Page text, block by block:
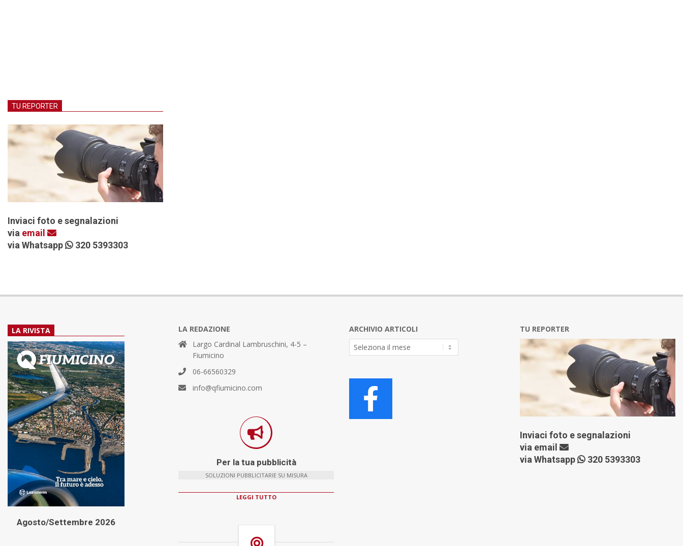
TU REPORTER
Inviaci foto e segnalazioni
via email
via Whatsapp
320 5393303
LA RIVISTA
Agosto/Settembre 2026
LA REDAZIONE
Largo Cardinal Lambruschini, 4-5 –
Fiumicino
06-66560329
info@qfiumicino.com
Per la tua pubblicità
SOLUZIONI PUBBLICITARIE SU MISURA
LEGGI TUTTO
ARCHIVIO ARTICOLI
Archivio
Articoli
TU REPORTER
Inviaci foto e segnalazioni
via email
via Whatsapp
320 5393303